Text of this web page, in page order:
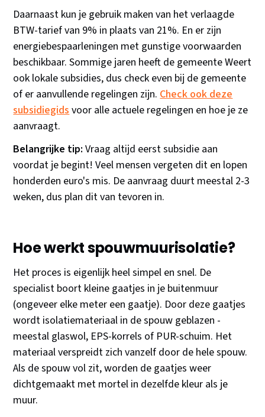
Daarnaast kun je gebruik maken van het verlaagde
BTW-tarief van 9% in plaats van 21%. En er zijn
energiebespaarleningen met gunstige voorwaarden
beschikbaar. Sommige jaren heeft de gemeente Weert
ook lokale subsidies, dus check even bij de gemeente
of er aanvullende regelingen zijn.Check ook deze
subsidiegidsvoor alle actuele regelingen en hoe je ze
aanvraagt.
Belangrijke tip: Vraag altijd eerst subsidie aan
voordat je begint! Veel mensen vergeten dit en lopen
honderden euro's mis. De aanvraag duurt meestal 2-3
weken, dus plan dit van tevoren in.
Hoe werkt spouwmuurisolatie?
Het proces is eigenlijk heel simpel en snel. De
specialist boort kleine gaatjes in je buitenmuur
(ongeveer elke meter een gaatje). Door deze gaatjes
wordt isolatiemateriaal in de spouw geblazen -
meestal glaswol, EPS-korrels of PUR-schuim. Het
materiaal verspreidt zich vanzelf door de hele spouw.
Als de spouw vol zit, worden de gaatjes weer
dichtgemaakt met mortel in dezelfde kleur als je
muur.